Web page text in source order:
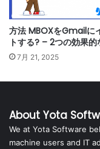
方法 MBOXをGmailに
トする? – 2つの効果的
7月 21, 2025
About Yota
We at Yota Software
machine users and IT